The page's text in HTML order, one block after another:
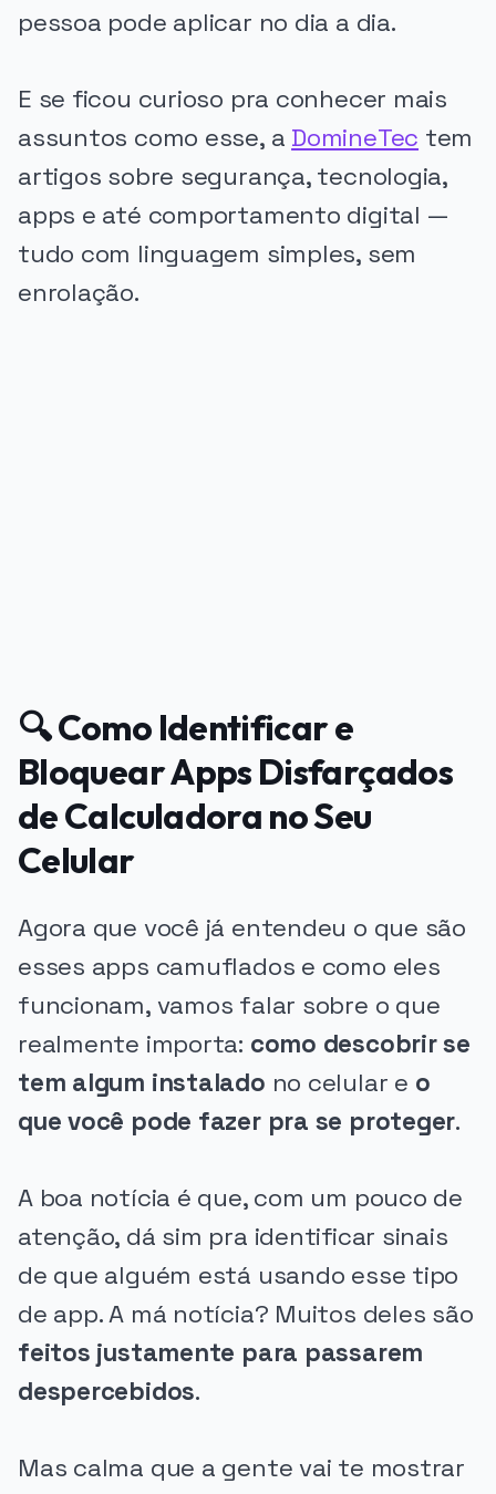
pessoa pode aplicar no dia a dia.
E se ficou curioso pra conhecer mais
assuntos como esse, a DomineTec tem
artigos sobre segurança, tecnologia,
apps e até comportamento digital —
tudo com linguagem simples, sem
enrolação.
🔍 Como Identificar e
Bloquear Apps Disfarçados
de Calculadora no Seu
Celular
Agora que você já entendeu o que são
esses apps camuflados e como eles
funcionam, vamos falar sobre o que
realmente importa: como descobrir se
tem algum instalado no celular e o
que você pode fazer pra se proteger.
A boa notícia é que, com um pouco de
atenção, dá sim pra identificar sinais
de que alguém está usando esse tipo
de app. A má notícia? Muitos deles são
feitos justamente para passarem
despercebidos.
Mas calma que a gente vai te mostrar